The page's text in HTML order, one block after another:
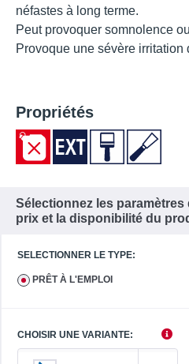
néfastes à long terme.
Peut provoquer somnolence
Provoque une sévère irritation
Propriétés
Sélectionnez les
prix et la disponibilité du
SELECTIONNER LE TYPE:
PRÊT À L'EMPLOI
CHOISIR UNE VARIANTE: